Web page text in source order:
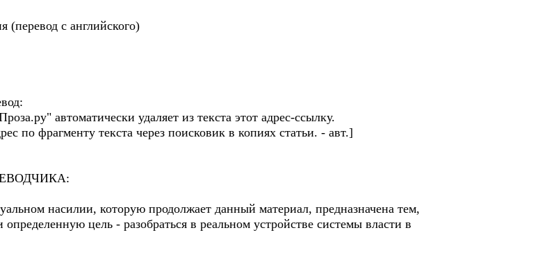
с английского)
автоматически удаляет из текста этот адрес-ссылку.
по фрагменту текста через поисковик в копиях статьи. - авт.]
насилии, которую продолжает данный материал, предназначена тем,
цель - разобраться в реальном устройстве системы власти в